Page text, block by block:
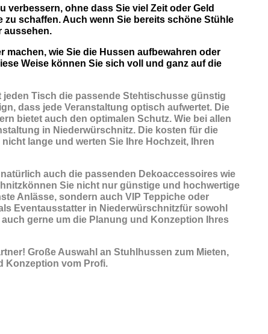
verbessern, ohne dass Sie viel Zeit oder Geld
schaffen. Auch wenn Sie bereits schöne Stühle
aussehen.
wie Sie die Hussen aufbewahren oder
Weise können Sie sich voll und ganz auf die
Tisch die passende Stehtischusse günstig
dass jede Veranstaltung optisch aufwertet. Die
bietet auch den optimalen Schutz. Wie bei allen
in Niederwürschnitz. Die kosten für die
lange und werten Sie Ihre Hochzeit, Ihren
auch die passenden Dekoaccessoires wie
Sie nicht nur günstige und hochwertige
Anlässe, sondern auch VIP Teppiche oder
Eventausstatter in Niederwürschnitzfür sowohl
gerne um die Planung und Konzeption Ihres
Große Auswahl an Stuhlhussen zum Mieten,
Konzeption vom Profi.